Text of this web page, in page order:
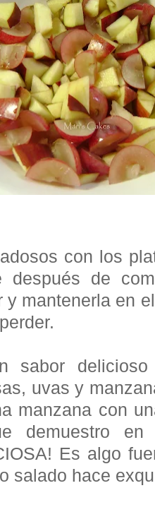
con los
después de
y mantenerla en
sabor
uvas y
manzana con
demuestro
Es algo
salado hace